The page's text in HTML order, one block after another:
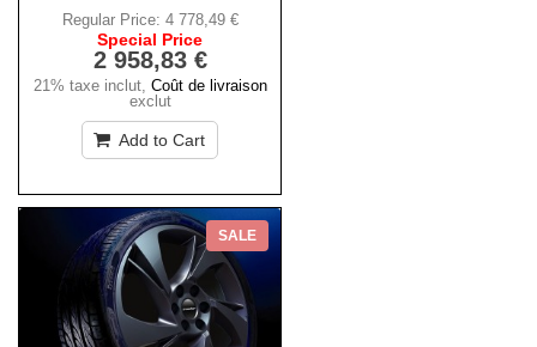
Regular Price: 4 778,49 €
Special Price
2 958,83 €
21% taxe inclut, Coût de livraison
exclut
Add to Cart
SALE